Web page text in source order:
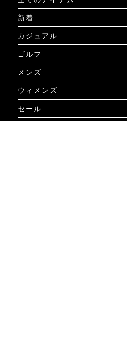
新着
カジュアル
ゴルフ
メンズ
ウィメンズ
セール